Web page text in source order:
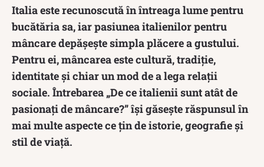
Italia este recunoscută în întreaga lume pentru
bucătăria sa, iar pasiunea italienilor pentru
mâncare depășește simpla plăcere a gustului.
Pentru ei, mâncarea este cultură, tradiție,
identitate și chiar un mod de a lega relații
sociale. Întrebarea „De ce italienii sunt atât de
pasionați de mâncare?” își găsește răspunsul în
mai multe aspecte ce țin de istorie, geografie și
stil de viață.